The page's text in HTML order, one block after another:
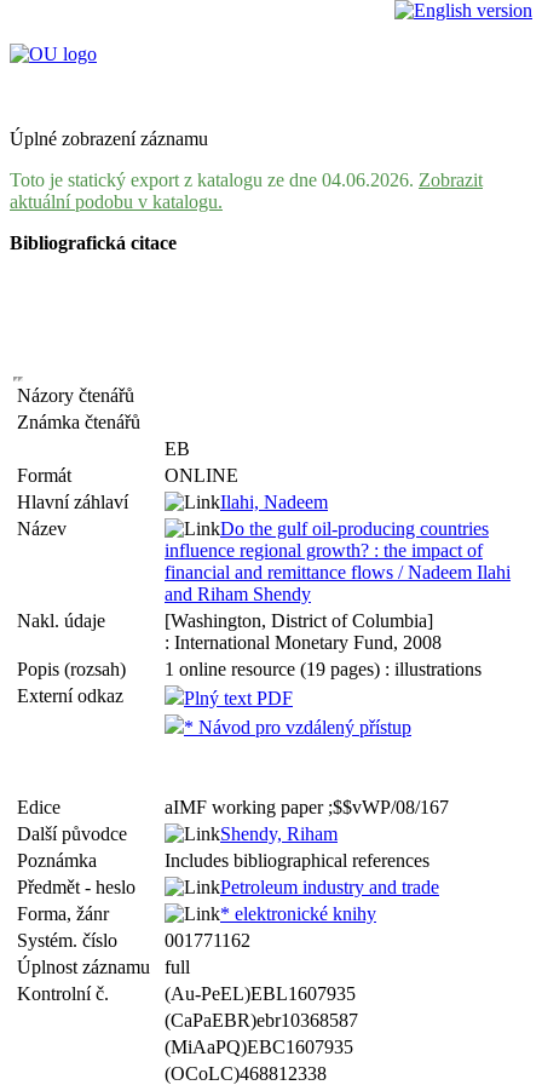
Úplné zobrazení záznamu
Toto je statický export z katalogu ze dne 04.06.2026. Zobrazit
aktuální podobu v katalogu.
Bibliografická citace
Názory čtenářů
Známka čtenářů
EB
Formát
ONLINE
Hlavní záhlaví
Ilahi, Nadeem
Název
Do the gulf oil-producing countries
influence regional growth? : the impact of
financial and remittance flows / Nadeem Ilahi
and Riham Shendy
Nakl. údaje
[Washington, District of Columbia]
: International Monetary Fund, 2008
Popis (rozsah)
1 online resource (19 pages) : illustrations
Externí odkaz
Plný text PDF
* Návod pro vzdálený přístup
Edice
aIMF working paper ;$$vWP/08/167
Další původce
Shendy, Riham
Poznámka
Includes bibliographical references
Předmět - heslo
Petroleum industry and trade
Forma, žánr
* elektronické knihy
Systém. číslo
001771162
Úplnost záznamu
full
Kontrolní č.
(Au-PeEL)EBL1607935
(CaPaEBR)ebr10368587
(MiAaPQ)EBC1607935
(OCoLC)468812338